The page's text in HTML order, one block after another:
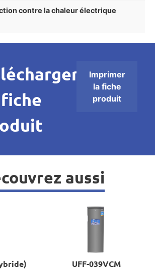
contre la chaleur électrique
Imprimer
la fiche
produit
aussi
UFF-039VCM